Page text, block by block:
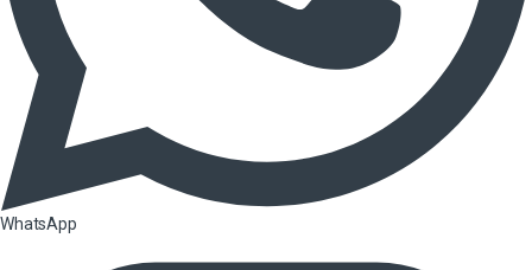
WhatsApp